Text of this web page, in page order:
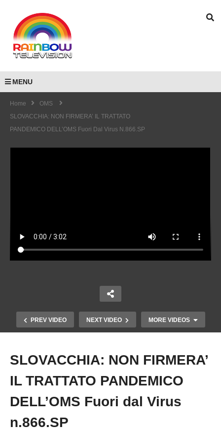
MENU
Home
OMS
SLOVACCHIA: NON FIRMERA’ IL TRATTATO
PANDEMICO DELL’OMS Fuori Dal Virus N.866.SP
PREV VIDEO NEXT VIDEO MORE VIDEOS
Copy Embed Code
SLOVACCHIA: NON FIRMERA’
IL TRATTATO PANDEMICO
DELL’OMS Fuori dal Virus
n.866.SP